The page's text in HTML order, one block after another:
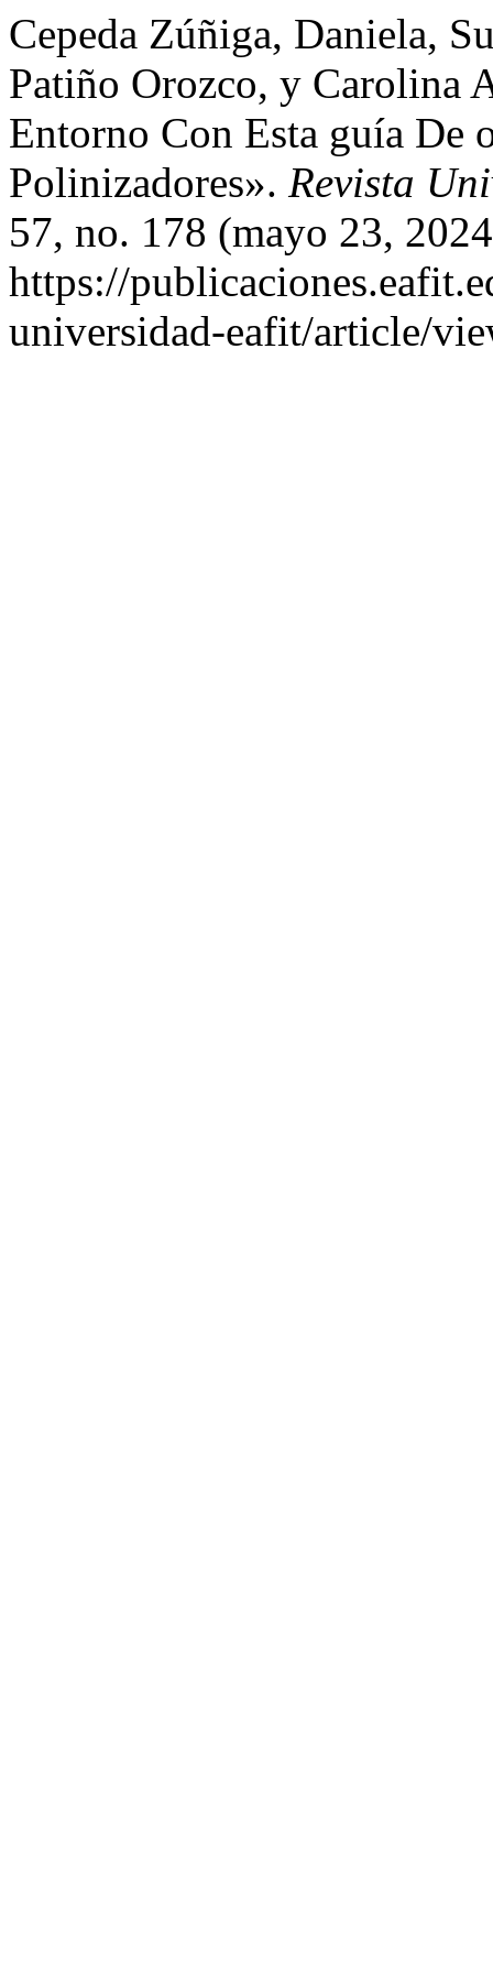
Cepeda Zúñiga, Daniela,
Patiño Orozco, y Carolina
Entorno Con Esta guía De
Polinizadores». Revista
57, no. 178 (mayo 23,
https://
universidad-eafit/article/